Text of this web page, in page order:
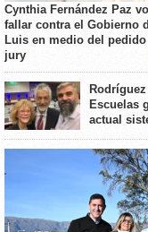
Cynthia Fernández Paz
fallar contra el Gobierno
Luis en medio del pedido
jury
Escuelas
actual